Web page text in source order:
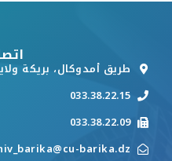
طريق أمدوكال، بريكة ولاية باتنة،
033.38.22.15
033.38.22.09
barika.dz